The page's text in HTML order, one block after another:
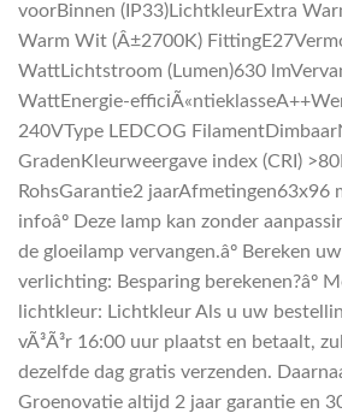
voorBinnen (IP33)LichtkleurExtra
Warm Wit (Â±2700K)
WattLichtstroom (Lumen)630
WattEnergie-
240VType LEDCOG
GradenKleurweergave index (CRI)
RohsGarantie2 jaarAfmetingen63x96
infoâº Deze lamp kan zonder
de gloeilamp vervangen.âº Bereken
verlichting: Besparing berekenen?âº
lichtkleur: Lichtkleur Als u uw
vÃ³Ã³r 16:00 uur plaatst en betaalt,
dezelfde dag gratis verzenden.
Groenovatie altijd 2 jaar garantie en